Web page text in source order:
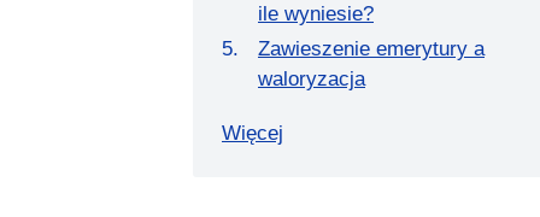
ile wyniesie?
Zawieszenie emerytury a
waloryzacja
Więcej